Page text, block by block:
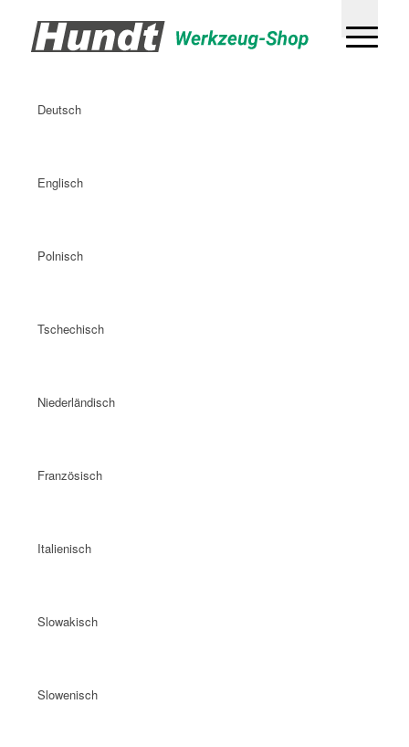
Deutsch
Englisch
Polnisch
Tschechisch
Niederländisch
Französisch
Italienisch
Slowakisch
Slowenisch